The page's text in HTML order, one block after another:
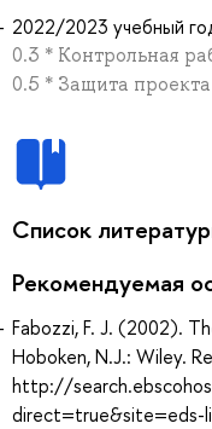
2022/2023 учебный
0.3 * Контрольная
0.5 * Защита проекта
Список
Рекомендуемая
Fabozzi, F. J. (2002).
Hoboken, N.J.: Wiley.
http://
direct=true&site=eds-